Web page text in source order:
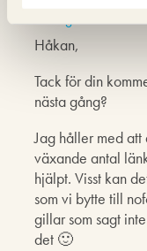
12 augusti 2014 kl.
Håkan,
Tack för din
nästa gång?
Jag håller med att
växande antal
hjälpt. Visst kan
som vi bytte till
gillar som sagt
det 🙂